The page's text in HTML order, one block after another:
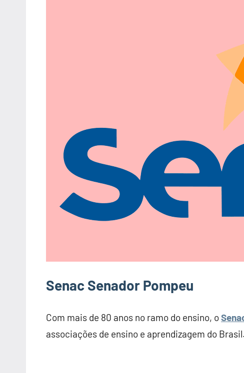
Senac Senador Pompeu
Com mais de 80 anos no ramo do ensino, o
associações de ensino e aprendizagem do Brasil.